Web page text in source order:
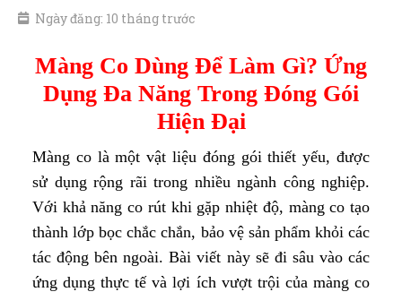
Ngày đăng: 10 tháng trước
Màng Co Dùng Để Làm Gì? Ứng
Dụng Đa Năng Trong Đóng Gói
Hiện Đại
Màng co là một vật liệu đóng gói thiết yếu, được
sử dụng rộng rãi trong nhiều ngành công nghiệp.
Với khả năng co rút khi gặp nhiệt độ, màng co tạo
thành lớp bọc chắc chắn, bảo vệ sản phẩm khỏi các
tác động bên ngoài. Bài viết này sẽ đi sâu vào các
ứng dụng thực tế và lợi ích vượt trội của màng co